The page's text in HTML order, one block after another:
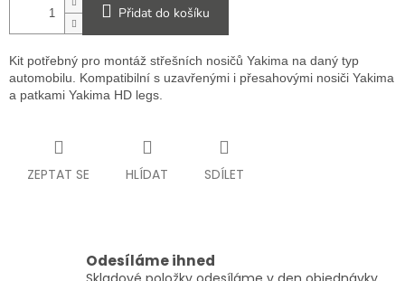
Přidat do košíku
Kit potřebný pro montáž střešních nosičů Yakima na daný typ
automobilu. Kompatibilní s uzavřenými i přesahovými nosiči Yakima
a patkami Yakima HD legs.
ZEPTAT SE HLÍDAT SDÍLET
Odesíláme ihned